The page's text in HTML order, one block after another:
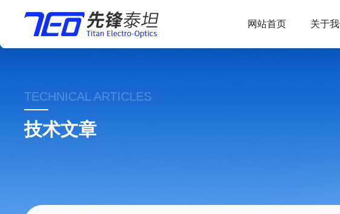
网站首页 关于
TECHNICAL ARTICLES
技术文章